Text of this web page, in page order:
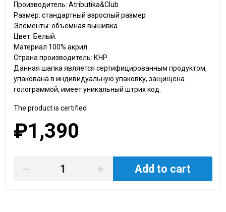
Производитель: Atributika&Club
Размер: стандартный взрослый размер
Элементы: объемная вышивка
Цвет: Белый.
Материал 100% акрил
Страна производитель: КНР
Данная шапка является сертифицированным продуктом,
упакована в индивидуальную упаковку, защищена
голограммой, имеет уникальный штрих код.
The product is certified
₽1,390
Add to cart